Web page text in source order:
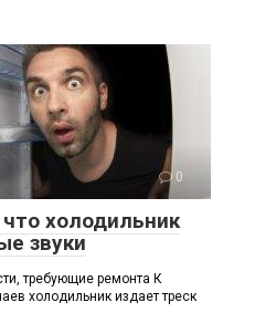
0
холодильник
звуки
требующие ремонта К
холодильник издает треск